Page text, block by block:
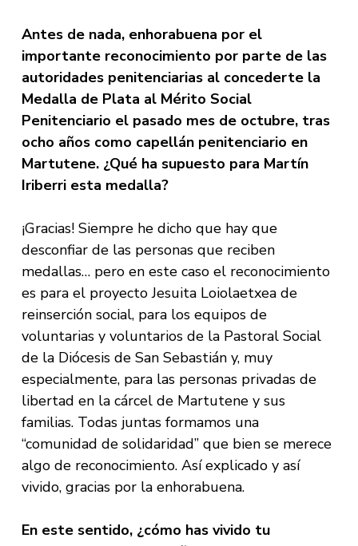
Antes de nada, enhorabuena por el
importante reconocimiento por parte de las
autoridades penitenciarias al concederte la
Medalla de Plata al Mérito Social
Penitenciario el pasado mes de octubre, tras
ocho años como capellán penitenciario en
Martutene. ¿Qué ha supuesto para Martín
Iriberri esta medalla?
¡Gracias! Siempre he dicho que hay que
desconfiar de las personas que reciben
medallas… pero en este caso el reconocimiento
es para el proyecto Jesuita Loiolaetxea de
reinserción social, para los equipos de
voluntarias y voluntarios de la Pastoral Social
de la Diócesis de San Sebastián y, muy
especialmente, para las personas privadas de
libertad en la cárcel de Martutene y sus
familias. Todas juntas formamos una
“comunidad de solidaridad” que bien se merece
algo de reconocimiento. Así explicado y así
vivido, gracias por la enhorabuena.
En este sentido, ¿cómo has vivido tu